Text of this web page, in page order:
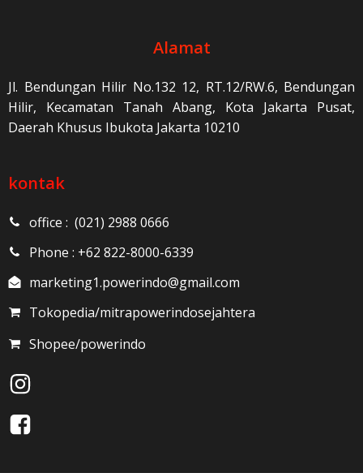
Alamat
Jl. Bendungan Hilir No.132 12, RT.12/RW.6, Bendungan
Hilir, Kecamatan Tanah Abang, Kota Jakarta Pusat,
Daerah Khusus Ibukota Jakarta 10210
kontak
office : (021) 2988 0666
Phone : +62 822-8000-6339
marketing1.powerindo@gmail.com
Tokopedia/mitrapowerindosejahtera
Shopee/powerindo